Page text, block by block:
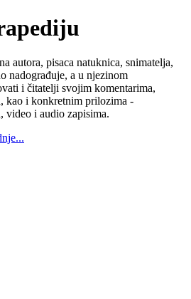
autora, pisaca natuknica, snimatelja,
nadograđuje, a u njezinom
i čitatelji svojim komentarima,
kao i konkretnim prilozima -
video i audio zapisima.